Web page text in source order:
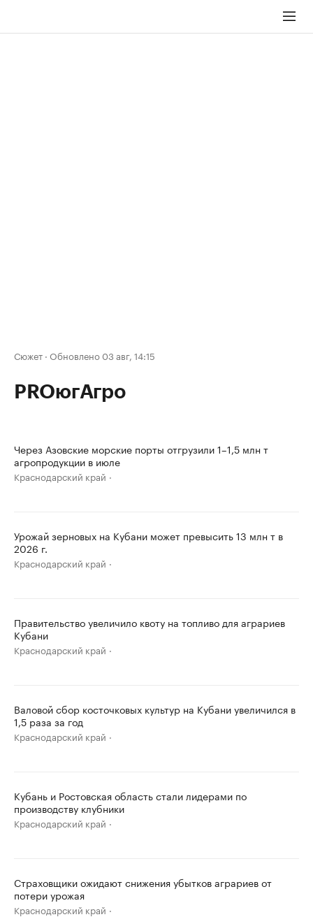
Сюжет · Обновлено 03 авг, 14:15
PROюгАгро
Через Азовские морские порты отгрузили 1–1,5 млн т
агропродукции в июле
Краснодарский край
Урожай зерновых на Кубани может превысить 13 млн т в
2026 г.
Краснодарский край
Правительство увеличило квоту на топливо для аграриев
Кубани
Краснодарский край
Валовой сбор косточковых культур на Кубани увеличился в
1,5 раза за год
Краснодарский край
Кубань и Ростовская область стали лидерами по
производству клубники
Краснодарский край
Страховщики ожидают снижения убытков аграриев от
потери урожая
Краснодарский край